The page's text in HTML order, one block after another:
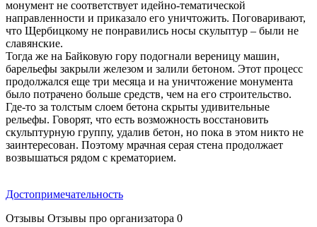
монумент не соответствует идейно-тематической
направленности и приказало его уничтожить. Поговаривают,
что Щербицкому не понравились носы скульптур – были не
славянские.
Тогда же на Байковую гору подогнали вереницу машин,
барельефы закрыли железом и залили бетоном. Этот процесс
продолжался еще три месяца и на уничтожение монумента
было потрачено больше средств, чем на его строительство.
Где-то за толстым слоем бетона скрыты удивительные
рельефы. Говорят, что есть возможность восстановить
скульптурную группу, удалив бетон, но пока в этом никто не
заинтересован. Поэтому мрачная серая стена продолжает
возвышаться рядом с крематорием.
Достопримечательность
Отзывы Отзывы про организатора 0